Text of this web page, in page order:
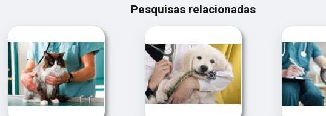
Pesquisas relacionadas